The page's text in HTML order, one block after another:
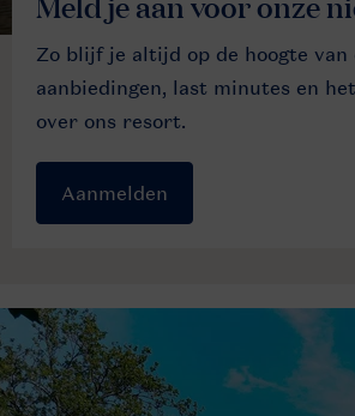
Zo blijf je altijd op de hoogte van
aanbiedingen, last minutes en
over ons resort.
Aanmelden